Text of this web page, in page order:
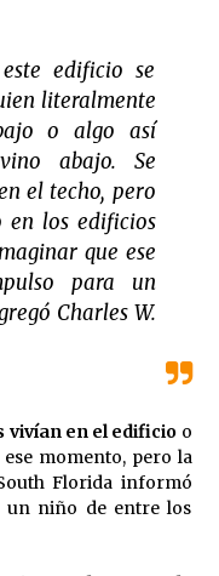
arancel de EE.UU. en
edificio se
literalmente
o algo así
abajo. Se
el techo, pero
en los edificios
que ese
para un
Charles W.
vivían en el edificio o
momento, pero la
Florida informó
un niño de entre los